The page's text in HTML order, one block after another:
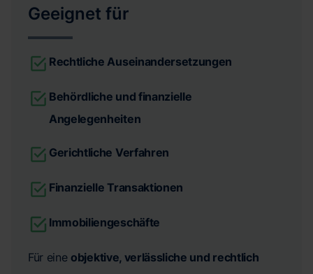
Geeignet für
Rechtliche Auseinandersetzungen
Behördliche und finanzielle
Angelegenheiten
Gerichtliche Verfahren
Finanzielle Transaktionen
Immobiliengeschäfte
Für eine objektive, verlässliche und rechtlich